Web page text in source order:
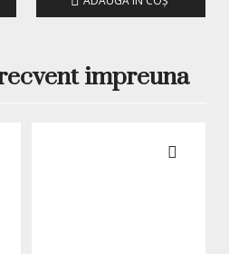
impreuna